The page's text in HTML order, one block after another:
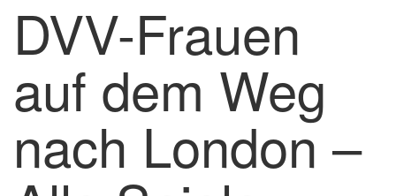
DVV-Frauen
auf dem Weg
nach London –